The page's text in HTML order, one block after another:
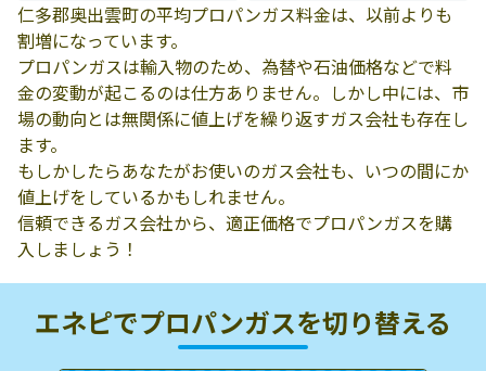
仁多郡奥出雲町の平均プロパンガス料金は、以前よりも
割増になっています。
プロパンガスは輸入物のため、為替や石油価格などで料
金の変動が起こるのは仕方ありません。しかし中には、市
場の動向とは無関係に値上げを繰り返すガス会社も存在し
ます。
もしかしたらあなたがお使いのガス会社も、いつの間にか
値上げをしているかもしれません。
信頼できるガス会社から、適正価格でプロパンガスを購
入しましょう！
エネピでプロパンガスを切り替える